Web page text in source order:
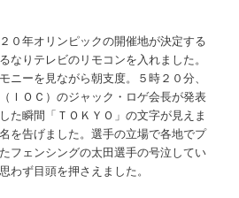
０年オリンピックの開催地が決定する
なりテレビのリモコンを入れました。
ニーを見ながら朝支度。５時２０分、
ＩＯＣ）のジャック・ロゲ会長が発表
た瞬間「ＴＯＫＹＯ」の文字が見えま
を告げました。選手の立場で各地でプ
フェンシングの太田選手の号泣してい
わず目頭を押さえました。